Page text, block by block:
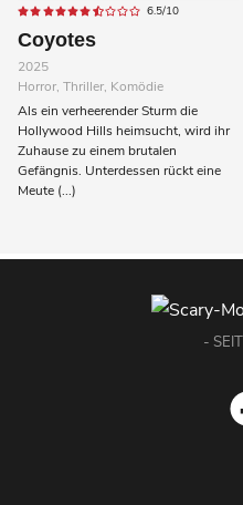
6.5/10
Coyotes
2025
Horror, Thriller, Komödie
Als ein verheerender Sturm die
Hollywood Hills heimsucht, wird ihr
Zuhause zu einem brutalen
Gefängnis. Unterdessen rückt eine
Meute (...)
-